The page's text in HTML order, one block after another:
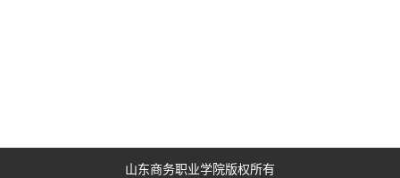
山东商务职业学院版权所有